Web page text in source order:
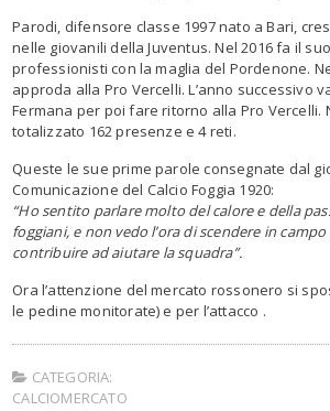
Parodi, difensore classe 1997 nato a Bari,
nelle giovanili della Juventus. Nel 2016 fa il
professionisti con la maglia del Pordenone.
approda alla Pro Vercelli. L’anno successivo
Fermana per poi fare ritorno alla Pro Vercelli.
totalizzato 162 presenze e 4 reti.
Queste le sue prime parole consegnate dal
Comunicazione del Calcio Foggia 1920:
“Ho sentito parlare molto del calore e della
foggiani, e non vedo l’ora di scendere in
contribuire ad aiutare la squadra”.
Ora l’attenzione del mercato rossonero si
le pedine monitorate) e per l’attacco .
CATEGORIA:
CALCIOMERCATO